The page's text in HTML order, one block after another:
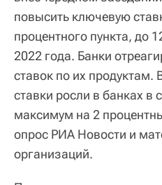
повысить ключевую
процентного пункта, до
2022 года. Банки
ставок по их продуктам.
ставки росли в банках в
максимум на 2
опрос РИА Новости и
организаций.